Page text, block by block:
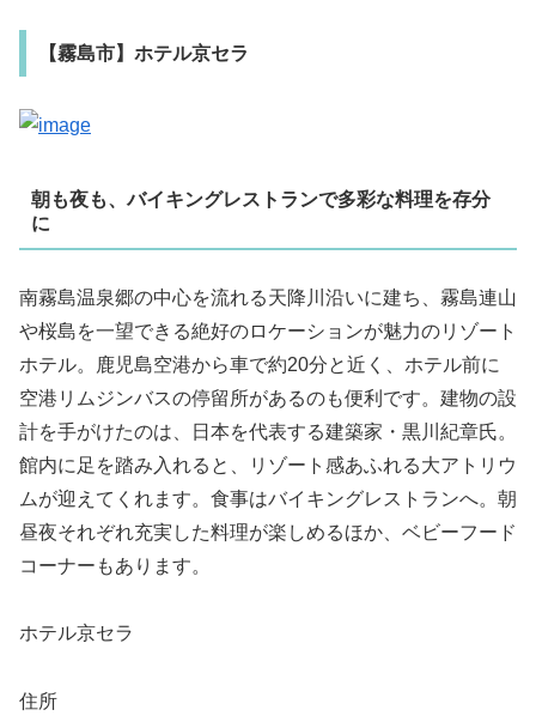
【霧島市】ホテル京セラ
朝も夜も、バイキングレストランで多彩な料理を存分
に
南霧島温泉郷の中心を流れる天降川沿いに建ち、霧島連山
や桜島を一望できる絶好のロケーションが魅力のリゾート
ホテル。鹿児島空港から車で約20分と近く、ホテル前に
空港リムジンバスの停留所があるのも便利です。建物の設
計を手がけたのは、日本を代表する建築家・黒川紀章氏。
館内に足を踏み入れると、リゾート感あふれる大アトリウ
ムが迎えてくれます。食事はバイキングレストランへ。朝
昼夜それぞれ充実した料理が楽しめるほか、ベビーフード
コーナーもあります。
ホテル京セラ
住所